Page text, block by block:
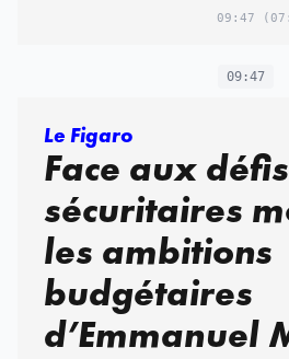
09:47
09:47
Le Figaro
Face aux défis
sécuritaires
les ambitions
budgétaires
d’Emmanuel